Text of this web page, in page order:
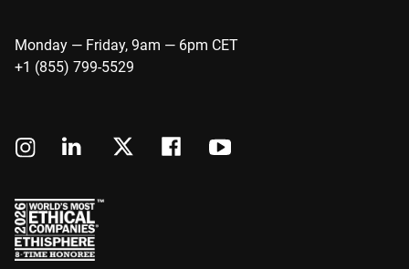
Monday — Friday, 9am — 6pm CET
+1 (855) 799-5529